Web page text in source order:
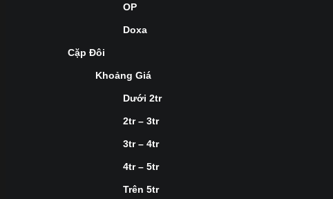
OP
Doxa
Cặp Đôi
Khoảng Giá
Dưới 2tr
2tr – 3tr
3tr – 4tr
4tr – 5tr
Trên 5tr